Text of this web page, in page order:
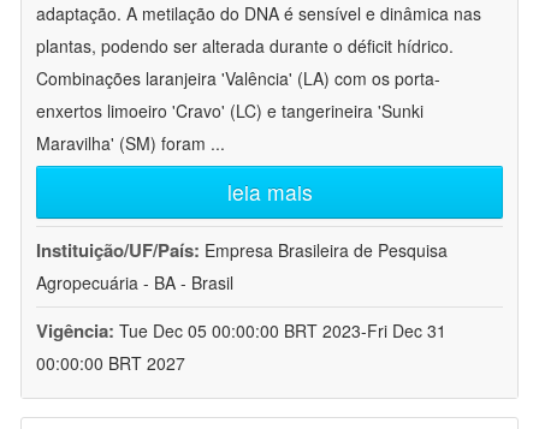
adaptação. A metilação do DNA é sensível e dinâmica nas
plantas, podendo ser alterada durante o déficit hídrico.
Combinações laranjeira 'Valência' (LA) com os porta-
enxertos limoeiro 'Cravo' (LC) e tangerineira 'Sunki
Maravilha' (SM) foram ...
leia mais
Instituição/UF/País: Empresa Brasileira de Pesquisa
Agropecuária - BA - Brasil
Vigência: Tue Dec 05 00:00:00 BRT 2023-Fri Dec 31
00:00:00 BRT 2027